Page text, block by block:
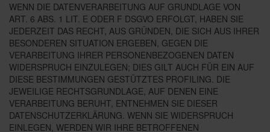
WENN DIE DATENVERARBEITUNG AUF GRUNDLAGE VON
ART. 6 ABS. 1 LIT. E ODER F DSGVO ERFOLGT, HABEN SIE
JEDERZEIT DAS RECHT, AUS GRÜNDEN, DIE SICH AUS IHRER
BESONDEREN SITUATION ERGEBEN, GEGEN DIE
VERARBEITUNG IHRER PERSONENBEZOGENEN DATEN
WIDERSPRUCH EINZULEGEN; DIES GILT AUCH FÜR EIN AUF
DIESE BESTIMMUNGEN GESTÜTZTES PROFILING. DIE
JEWEILIGE RECHTSGRUNDLAGE, AUF DENEN EINE
VERARBEITUNG BERUHT, ENTNEHMEN SIE DIESER
DATENSCHUTZERKLÄRUNG. WENN SIE WIDERSPRUCH
EINLEGEN, WERDEN WIR IHRE BETROFFENEN